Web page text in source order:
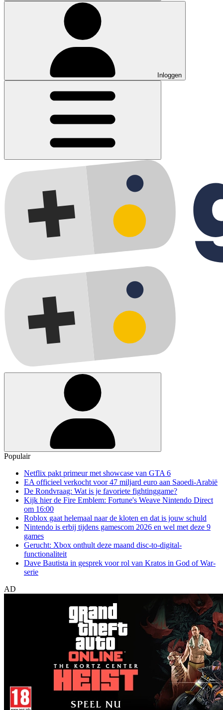
Inloggen
Populair
Netflix pakt primeur met showcase van GTA 6
EA officieel verkocht voor 47 miljard euro aan Saoedi-Arabië
De Rondvraag: Wat is je favoriete fightinggame?
Kijk hier de Fire Emblem: Fortune's Weave Nintendo Direct
om 16:00
Roblox gaat helemaal naar de kloten en dat is jouw schuld
Nintendo is erbij tijdens gamescom 2026 en wel met deze 9
games
Gerucht: Xbox onthult deze maand disc-to-digital-
functionaliteit
Dave Bautista in gesprek voor rol van Kratos in God of War-
serie
AD